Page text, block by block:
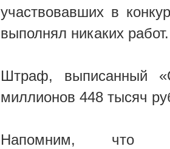
участвовавших в
выполнял никаких работ.
Штраф, выписанный
миллионов 448 тысяч
Напомним, что